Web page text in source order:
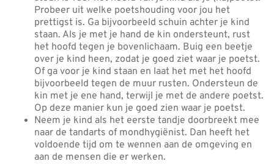
Probeer uit welke poetshouding voor jou het
prettigst is. Ga bijvoorbeeld schuin achter je kind
staan. Als je met je hand de kin ondersteunt, rust
het hoofd tegen je bovenlichaam. Buig een beetje
over je kind heen, zodat je goed ziet waar je poetst.
Of ga voor je kind staan en laat het met het hoofd
bijvoorbeeld tegen de muur rusten. Ondersteun de
kin met je ene hand, terwijl je met de andere poetst.
Op deze manier kun je goed zien waar je poetst.
Neem je kind als het eerste tandje doorbreekt mee
naar de tandarts of mondhygiënist. Dan heeft het
voldoende tijd om te wennen aan de omgeving en
aan de mensen die er werken.